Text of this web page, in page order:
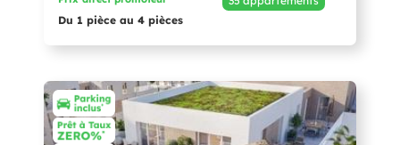
Du 1 pièce au 4 pièces